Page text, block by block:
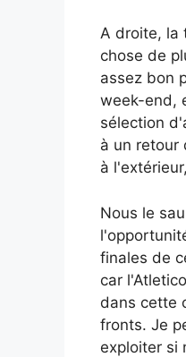
A droite, la
chose de
assez bon
week-end,
sélection
à un retour
à
Nous le
finales de
car
dans cette
fronts. Je
exploiter si